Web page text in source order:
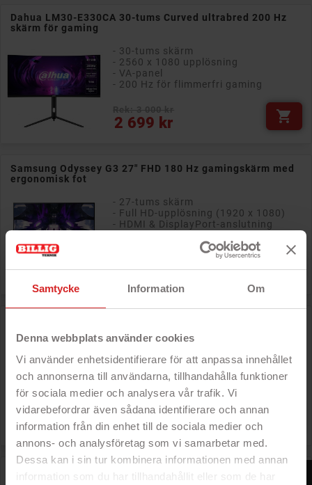
Samtycke Information Om
Denna webbplats använder cookies
Vi använder enhetsidentifierare för att anpassa innehållet
och annonserna till användarna, tillhandahålla funktioner
för sociala medier och analysera vår trafik. Vi
vidarebefordrar även sådana identifierare och annan
information från din enhet till de sociala medier och
annons- och analysföretag som vi samarbetar med.
Dessa kan i sin tur kombinera informationen med annan
information som du har tillhandahållit eller som de har
Dahua LM30-E330CA 30-tums Curved ultrabred 200 Hz
skärm för gaming
- 30-tums skärm
- 2560 x 1080 upplösning
- VA-panel
- 200 Hz för flimmerfri gaming
2 699 kr
Pris 
Samsung Odyssey G3 27" FHD 180 Hz gamingskärm med
ergonomisk fot
- 27-tums skärm
- Full HD-upplösning (1920 x 1080)
- HDMI & DisplayPort-anslutning
1 999 kr
Pris 
- 2560 x 1440 upplösning
- HDMI & DisplayPort-anslutning
Rek: 3 200 kr
2 199 kr
Pris